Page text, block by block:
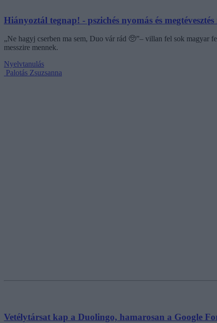
Hiányoztál tegnap! - pszichés nyomás és
„Ne hagyj cserben ma sem, Duo vár rád 🥺”– villan fel sok magyar
messzire mennek.
Nyelvtanulás
Palotás Zsuzsanna
Vetélytársat kap a Duolingo, hamarosan a Google